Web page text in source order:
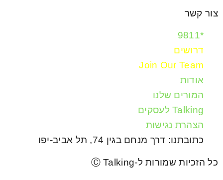
צור קשר
*9811
דרושים
Join Our Team
אודות
המורים שלנו
Talking לעסקים
הצהרת נגישות
כתובתנו: דרך מנחם בגין 74, תל אביב-יפו
כל הזכיות שמורות ל-Ⓒ Talking